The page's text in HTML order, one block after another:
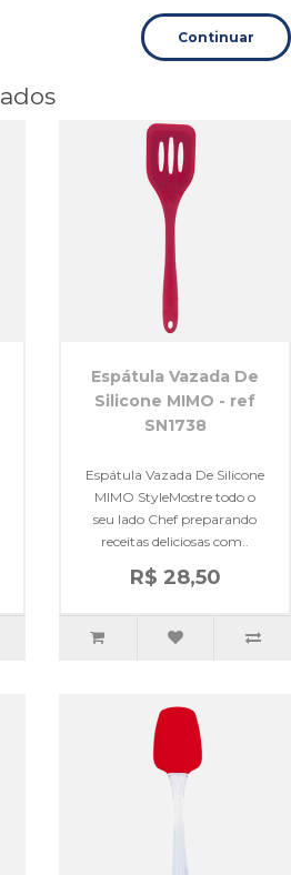
Continuar
Espátula Vazada De
Silicone MIMO - ref
SN1738
Espátula Vazada De Silicone
MIMO StyleMostre todo o
seu lado Chef preparando
receitas deliciosas com..
R$ 28,50